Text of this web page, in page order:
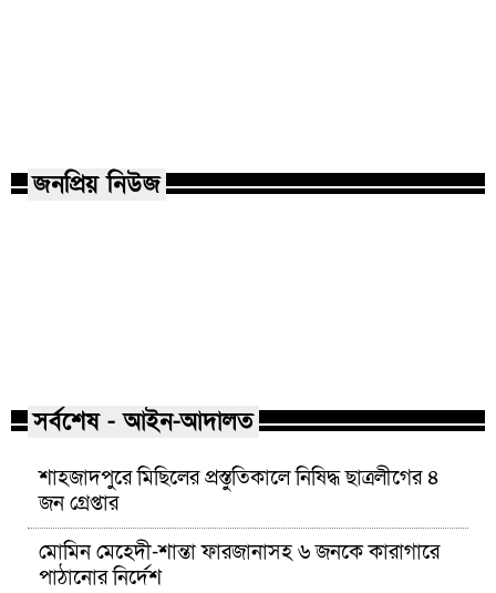
জনপ্রিয় নিউজ
সর্বশেষ - আইন-আদালত
শাহজাদপুরে মিছিলের প্রস্তুতিকালে নিষিদ্ধ ছাত্রলীগের ৪
জন গ্রেপ্তার
মোমিন মেহেদী-শান্তা ফারজানাসহ ৬ জনকে কারাগারে
পাঠানোর নির্দেশ